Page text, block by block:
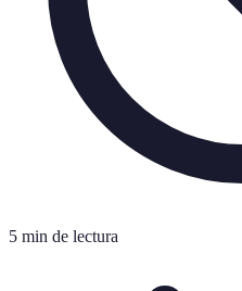
5 min de lectura